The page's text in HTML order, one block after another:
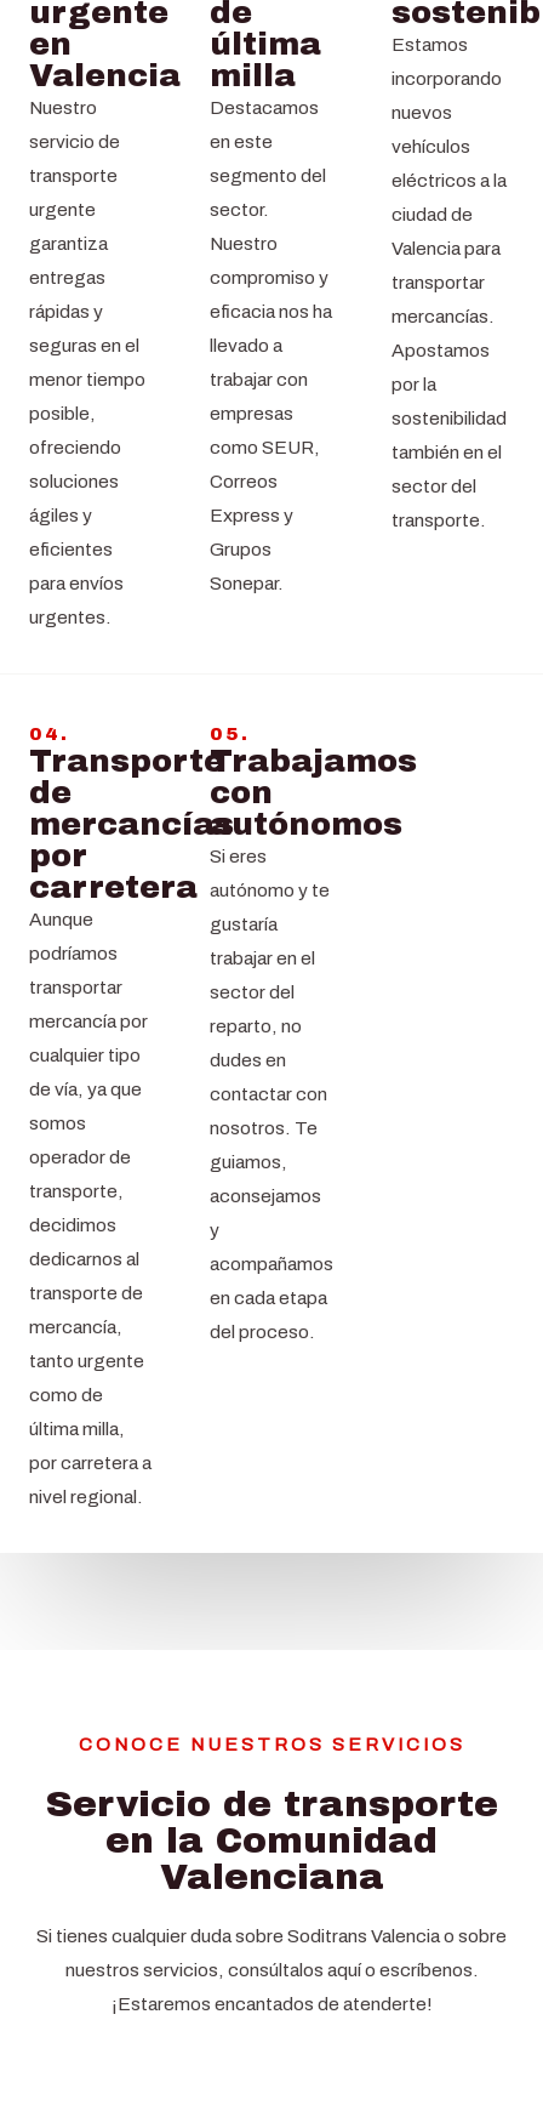
urgente
en
Valencia
Nuestro
servicio de
transporte
urgente
garantiza
entregas
rápidas y
seguras en el
menor tiempo
posible,
ofreciendo
soluciones
ágiles y
eficientes
para envíos
urgentes.
de
última
milla
Destacamos
en este
segmento del
sector.
Nuestro
compromiso y
eficacia nos ha
llevado a
trabajar con
empresas
como SEUR,
Correos
Express y
Grupos
Sonepar.
Estamos
incorporando
nuevos
vehículos
eléctricos a la
ciudad de
Valencia para
transportar
mercancías.
Apostamos
por la
sostenibilidad
también en el
sector del
transporte.
04.
Transporte
de
mercancías
por
carretera
Aunque
podríamos
transportar
mercancía por
cualquier tipo
de vía, ya que
somos
operador de
transporte,
decidimos
dedicarnos al
transporte de
mercancía,
tanto urgente
como de
última milla,
por carretera a
nivel regional.
05.
Trabajamos
con
autónomos
Si eres
autónomo y te
gustaría
trabajar en el
sector del
reparto, no
dudes en
contactar con
nosotros. Te
guiamos,
aconsejamos
y
acompañamos
en cada etapa
del proceso.
CONOCE NUESTROS SERVICIOS
Servicio de transporte
en la Comunidad
Valenciana
Si tienes cualquier duda sobre Soditrans Valencia o sobre
nuestros servicios, consúltalos aquí o escríbenos.
¡Estaremos encantados de atenderte!